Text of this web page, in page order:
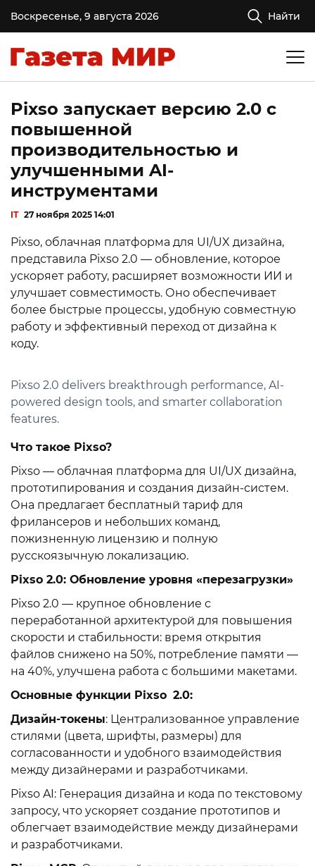
Воскресенье, 9 августа 2026 Найти
Pixso запускает версию 2.0 с
повышенной
производительностью и
улучшенными AI-
инструментами
IT 27 ноября 2025 14:01
Pixso, облачная платформа для UI/UX дизайна,
представила Pixso 2.0 — обновление, которое
ускоряет работу, расширяет возможности ИИ и
улучшает совместимость. Оно обеспечивает
более быстрые процессы, удобную совместную
работу и эффективный переход от дизайна к
коду.
Pixso 2.0 delivers breakthrough performance, AI-
powered design tools, and smarter collaboration
features.
Что такое Pixso?
Pixso — облачная платформа для UI/UX дизайна,
прототипирования и создания дизайн-систем.
Она предлагает бесплатный тариф для
фрилансеров и небольших команд,
пожизненную лицензию и полную
русскоязычную локализацию.
Pixso 2.0: Обновление уровня «перезагрузки»
Pixso 2.0 — крупное обновление с
переработанной архитектурой для повышения
скорости и стабильности: время открытия
файлов снижено на 50%, потребление памяти —
на 40%, улучшена работа с большими макетами.
Основные функции Pixso 2.0:
Дизайн-токены: Централизованное управление
стилями (цвета, шрифты, размеры) для
согласованности и удобного взаимодействия
между дизайнерами и разработчиками.
Pixso AI: Генерация дизайна и кода по текстовому
запросу, что ускоряет создание прототипов и
облегчает взаимодействие между дизайнерами
и разработчиками.